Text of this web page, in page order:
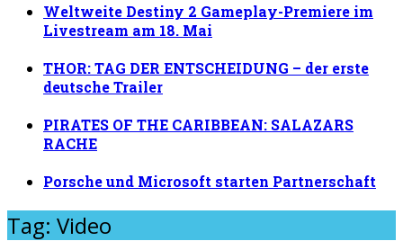
Weltweite Destiny 2 Gameplay-Premiere im
Livestream am 18. Mai
THOR: TAG DER ENTSCHEIDUNG – der erste
deutsche Trailer
PIRATES OF THE CARIBBEAN: SALAZARS
RACHE
Porsche und Microsoft starten Partnerschaft
Tag: Video